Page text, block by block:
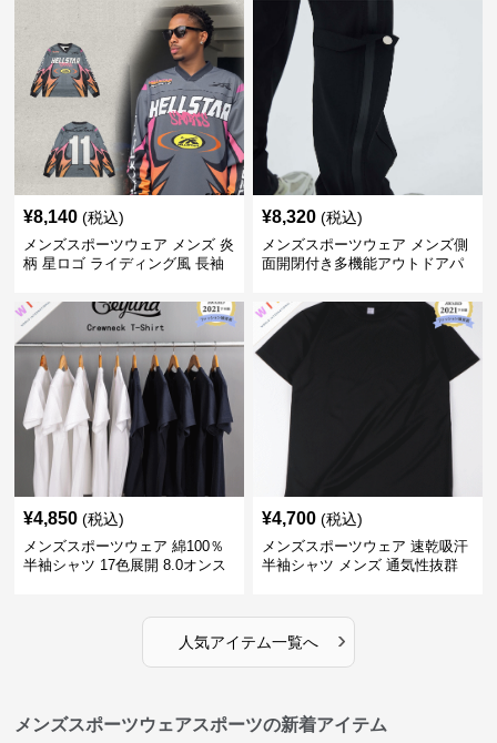
¥8,140 (税込)
メンズスポーツウェア メンズ 炎
柄 星ロゴ ライディング風 長袖
¥8,320 (税込)
メンズスポーツウェア メンズ側
面開閉付き多機能アウトドアパ
¥4,850 (税込)
メンズスポーツウェア 綿100％
半袖シャツ 17色展開 8.0オンス
¥4,700 (税込)
メンズスポーツウェア 速乾吸汗
半袖シャツ メンズ 通気性抜群
人気アイテム一覧へ ›
メンズスポーツウェアスポーツの新着アイテム